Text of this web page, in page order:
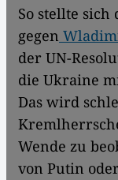
So stellte
gegen
der UN-
die Ukraine
Das wird
Wende zu
von Putin